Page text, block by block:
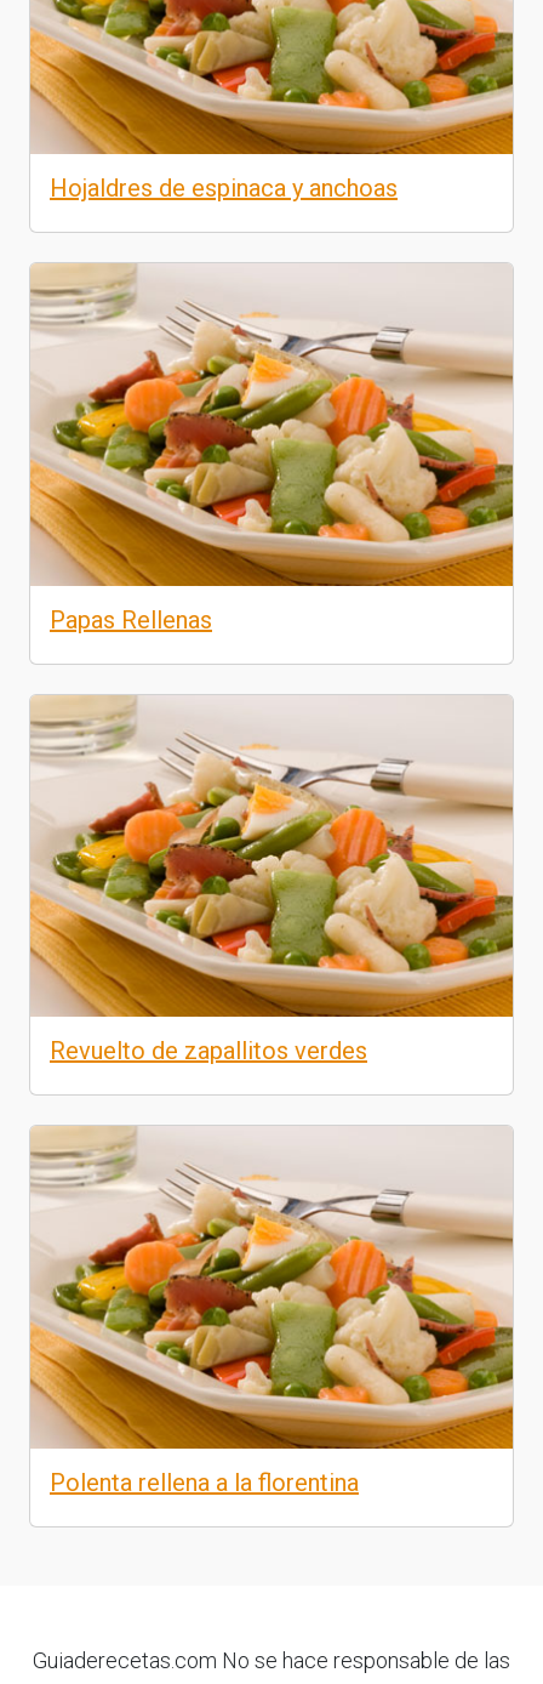
Hojaldres de espinaca y anchoas
Papas Rellenas
Revuelto de zapallitos verdes
Polenta rellena a la florentina
Guiaderecetas.com No se hace responsable de las